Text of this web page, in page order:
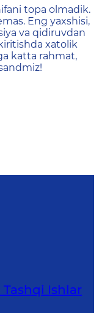
неtopa olmadik.
Eng yaxshisi,
va qidiruvdan
xatolik
katta rahmat,
Ishlаr